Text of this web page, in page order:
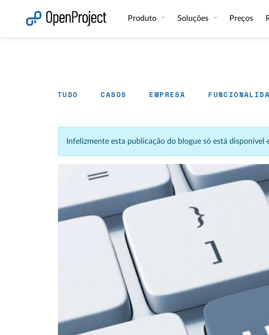
Produto Soluções Preços
TUDO CASOS EMPRESA
Infelizmente esta publicação do blogue só está